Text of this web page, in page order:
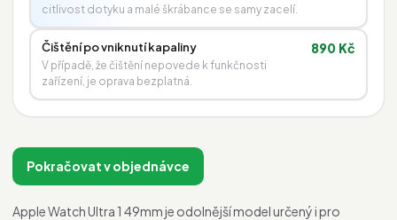
citlivost dotyku a malé škrábance se samy zacelí.
Čištění po vniknutí kapaliny
V případě, že čištění nepovede k funkčnosti
zařízení, je oprava bezplatná.
890 Kč
Pokračovat v objednávce
Apple Watch Ultra 1 49mm je odolnější model určený i pro